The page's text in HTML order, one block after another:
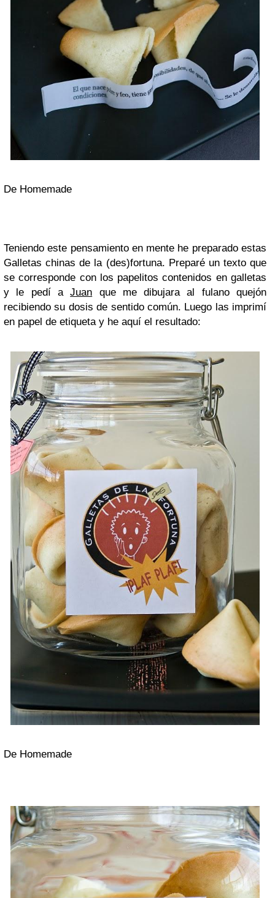
De Homemade
Teniendo este pensamiento en mente he preparado estas
Galletas chinas de la (des)fortuna. Preparé un texto que
se corresponde con los papelitos contenidos en galletas
y le pedí aJuan que me dibujara al fulano quejón
recibiendo su dosis de sentido común. Luego las imprimí
en papel de etiqueta y he aquí el resultado:
De Homemade